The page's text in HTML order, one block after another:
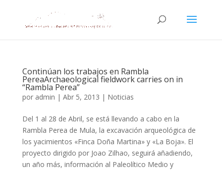
Continúan los trabajos en Rambla
PereaArchaeological fieldwork carries on in
“Rambla Perea”
por admin | Abr 5, 2013 | Noticias
Del 1 al 28 de Abril, se está llevando a cabo en la
Rambla Perea de Mula, la excavación arqueológica de
los yacimientos «Finca Doña Martina» y «La Boja». El
proyecto dirigido por Joao Zilhao, seguirá añadiendo,
un año más, información al Paleolítico Medio y